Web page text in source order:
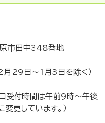
市田中348番地
月29日～1月3日を除く）
口受付時間は午前9時～午後
更しています。）